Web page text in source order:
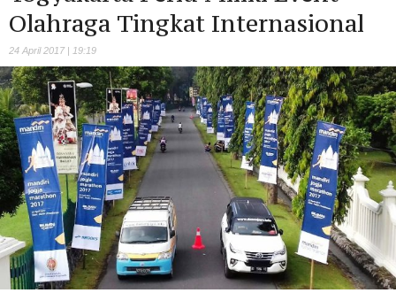
Olahraga Tingkat Internasional
24 April 2017 | 19:19